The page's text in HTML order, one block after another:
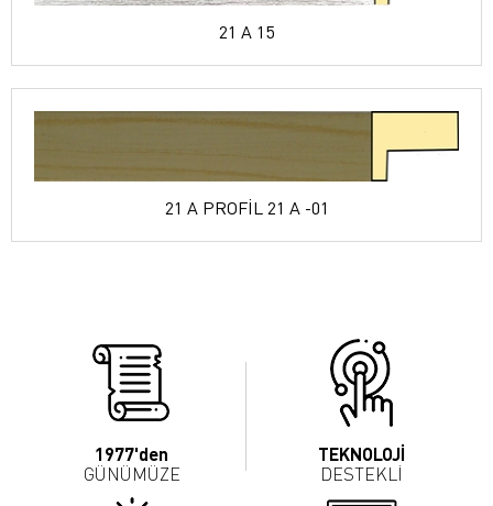
21 A 15
21 A PROFİL 21 A -01
1977'den
GÜNÜMÜZE
TEKNOLOJİ
DESTEKLİ